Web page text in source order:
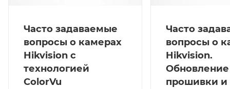
Часто задаваемые
вопросы о камерах
Hikvision с
технологией
ColorVu
Часто
вопросы о
Hikvision.
Обновление
прошивки и